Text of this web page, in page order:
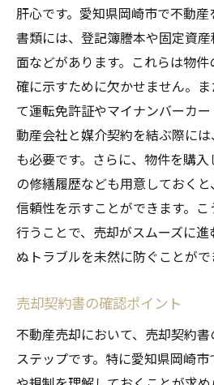
肝心です。愛知県岡崎市で不動
書類には、登記簿謄本や固定資
面などがあります。これらは物
確に示すために欠かせません。
て運転免許証やマイナンバーカ
動産会社と媒介契約を結ぶ際に
も必要です。さらに、物件を購
の修繕履歴なども用意しておく
信頼性を示すことができます。
行うことで、売却がスムーズに
ぬトラブルを未然に防ぐことがで
売却契約書の確認ポイント
不動産売却において、売却契約
ステップです。特に愛知県岡崎